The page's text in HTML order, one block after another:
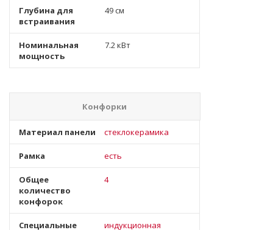
Глубина для
встраивания
49 см
Номинальная
мощность
7.2 кВт
Конфорки
Материал панели стеклокерамика
Рамка есть
Общее
количество
конфорок
4
Специальные
индукционная